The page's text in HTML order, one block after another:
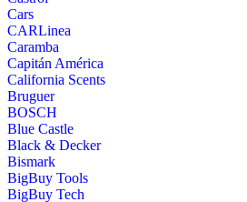
Cars
CARLinea
Caramba
Capitán América
California Scents
Bruguer
BOSCH
Blue Castle
Black & Decker
Bismark
BigBuy Tools
BigBuy Tech